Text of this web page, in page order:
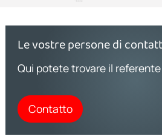
Le vostre persone di
Qui potete trovare il
Contatto